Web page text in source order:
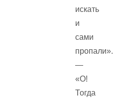
искать
и
сами
пропали».
—
«О!
Тогда